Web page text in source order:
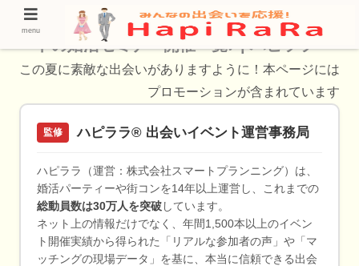
愛媛県のzoomのお見合いパーティー・リモ
ートの婚活セミナー開催一覧♪ | ハピララ
この夏に素敵な出会いがありますように！本ページには
プロモーションが含まれています
監修 ハピララ® 出会いイベント運営事務局
ハピララ（運営：株式会社スマートプランニング）は、
婚活パーティーや街コンを14年以上運営し、これまでの
総動員数は30万人を突破 しています。
ネット上の情報だけでなく、年間1,500本以上のイベン
ト開催実績から得られた「リアルな参加者の声」や「マ
ッチングの現場データ」を基に、本当に信頼できる出会
menu